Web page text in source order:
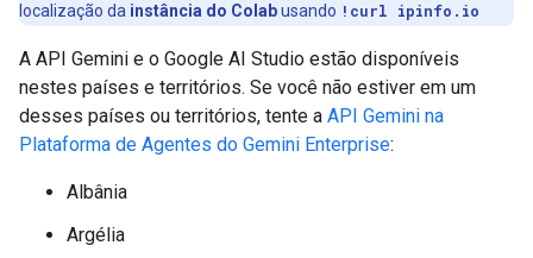
localização da instância do Colabusando !curl ipinfo.io
A API Gemini e o Google AI Studio estão disponíveis
nestes países e territórios. Se você não estiver em um
desses países ou territórios, tente a API Gemini na
Plataforma de Agentes do Gemini Enterprise:
Albânia
Argélia